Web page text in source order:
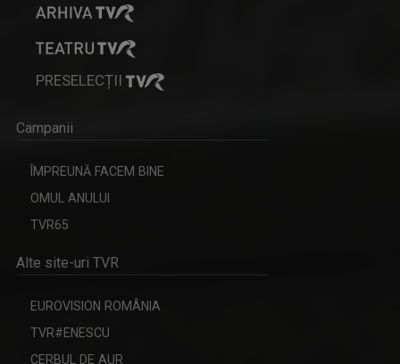
ÎMPREUNĂ FACEM BINE
OMUL ANULUI
EUROVISION ROMÂNIA
TVR#ENESCU